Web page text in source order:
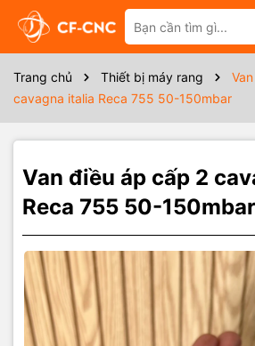
Trang chủ Thiết bị máy rang
cavagna italia Reca 755 50-150mbar
Van điều áp cấp 2
Reca 755 50-150mbar
Thông số kỹ thuật